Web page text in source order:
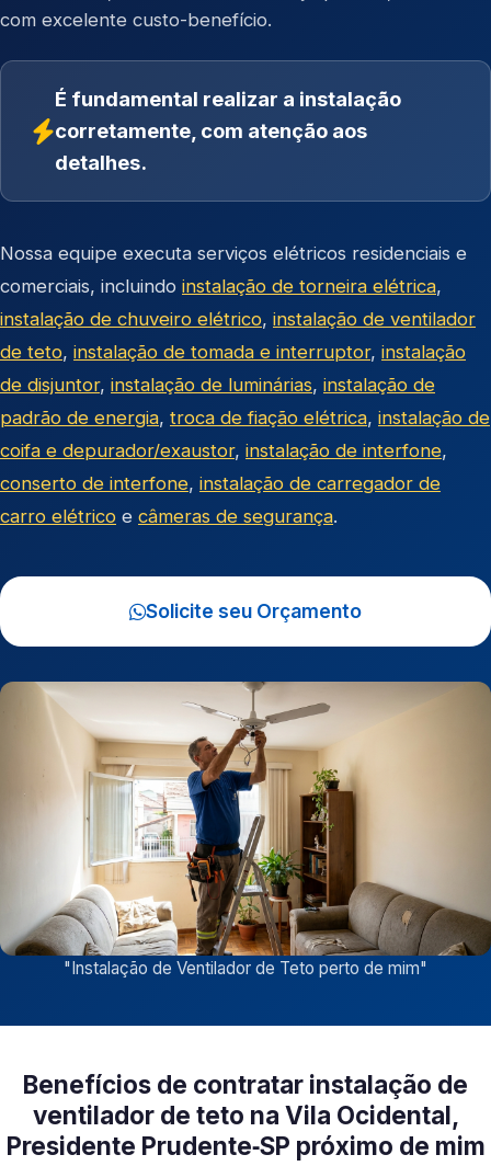
com excelente custo-benefício.
É fundamental realizar a instalação
corretamente, com atenção aos
detalhes.
Nossa equipe executa serviços elétricos residenciais e
comerciais, incluindo instalação de torneira elétrica,
instalação de chuveiro elétrico, instalação de ventilador
de teto, instalação de tomada e interruptor, instalação
de disjuntor, instalação de luminárias, instalação de
padrão de energia, troca de fiação elétrica, instalação de
coifa e depurador/exaustor, instalação de interfone,
conserto de interfone, instalação de carregador de
carro elétrico e câmeras de segurança.
Solicite seu Orçamento
"Instalação de Ventilador de Teto perto de mim"
Benefícios de contratar instalação de
ventilador de teto na Vila Ocidental,
Presidente Prudente‑SP próximo de mim